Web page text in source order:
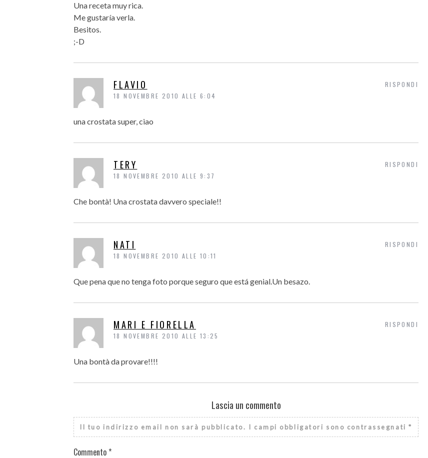
Una receta muy rica.
Me gustaría verla.
Besitos.
;-D
FLAVIO
18 NOVEMBRE 2010 ALLE 6:04
una crostata super, ciao
RISPONDI
TERY
18 NOVEMBRE 2010 ALLE 9:37
Che bontà! Una crostata davvero speciale!!
RISPONDI
NATI
18 NOVEMBRE 2010 ALLE 10:11
Que pena que no tenga foto porque seguro que está genial.Un besazo.
RISPONDI
MARI E FIORELLA
18 NOVEMBRE 2010 ALLE 13:25
Una bontà da provare!!!!
RISPONDI
Lascia un commento
Il tuo indirizzo email non sarà pubblicato. I campi obbligatori sono contrassegnati*
Commento *